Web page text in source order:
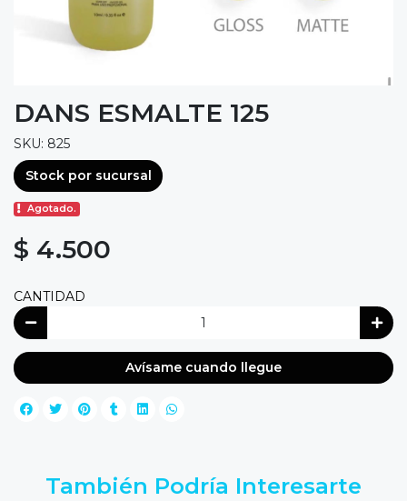
DANS ESMALTE 125
SKU: 825
Stock por sucursal
Agotado.
$ 4.500
CANTIDAD
Avísame cuando llegue
También Podría Interesarte